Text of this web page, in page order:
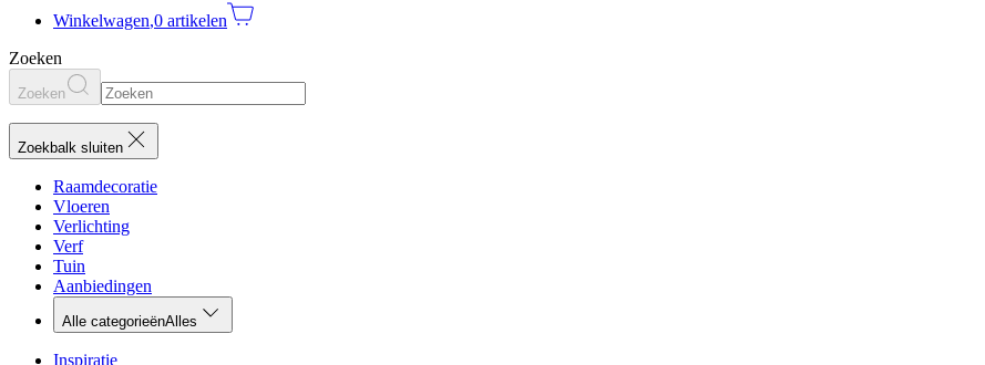
Winkelwagen,0 artikelen
Zoeken
Zoeken
Zoekbalk sluiten
Raamdecoratie
Vloeren
Verlichting
Verf
Tuin
Aanbiedingen
Alle categorieënAlles
Inspiratie